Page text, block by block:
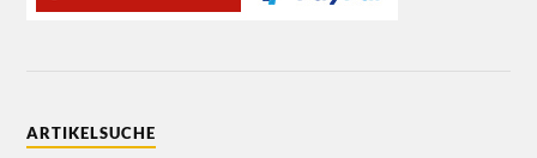
ARTIKELSUCHE